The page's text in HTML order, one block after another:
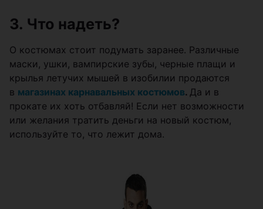
3. Что надеть?
О костюмах стоит подумать заранее. Различные
маски, ушки, вампирские зубы, черные плащи и
крылья летучих мышей в изобилии продаются
в магазинах карнавальных костюмов. Да и в
прокате их хоть отбавляй! Если нет возможности
или желания тратить деньги на новый костюм,
используйте то, что лежит дома.